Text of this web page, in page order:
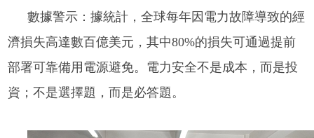
數據警示：據統計，全球每年因電力故障導致的經
濟損失高達數百億美元，其中80%的損失可通過提前
部署可靠備用電源避免。電力安全不是成本，而是投
資；不是選擇題，而是必答題。